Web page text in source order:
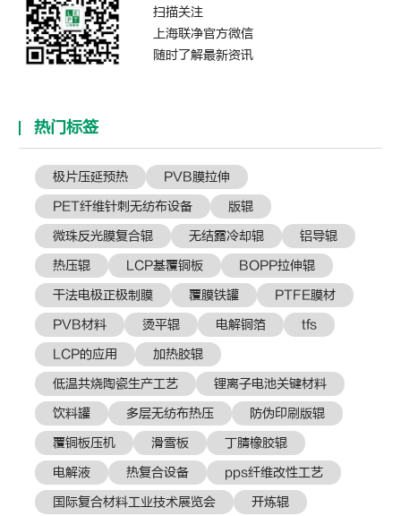
扫描关注
上海联净官方微信
随时了解最新资讯
热门标签
极片压延预热
PVB膜拉伸
PET纤维针刺无纺布设备
版辊
微珠反光膜复合辊
无结露冷却辊
铝导辊
热压辊
LCP基覆铜板
BOPP拉伸辊
干法电极正极制膜
覆膜铁罐
PTFE膜材
PVB材料
烫平辊 电解铜箔
tfs
LCP的应用
加热胶辊
低温共烧陶瓷生产工艺
锂离子电池关键材料
饮料罐
多层无纺布热压
防伪印刷版辊
覆铜板压机
滑雪板
丁腈橡胶辊
电解液
热复合设备
pps纤维改性工艺
国际复合材料工业技术展览会
开炼辊